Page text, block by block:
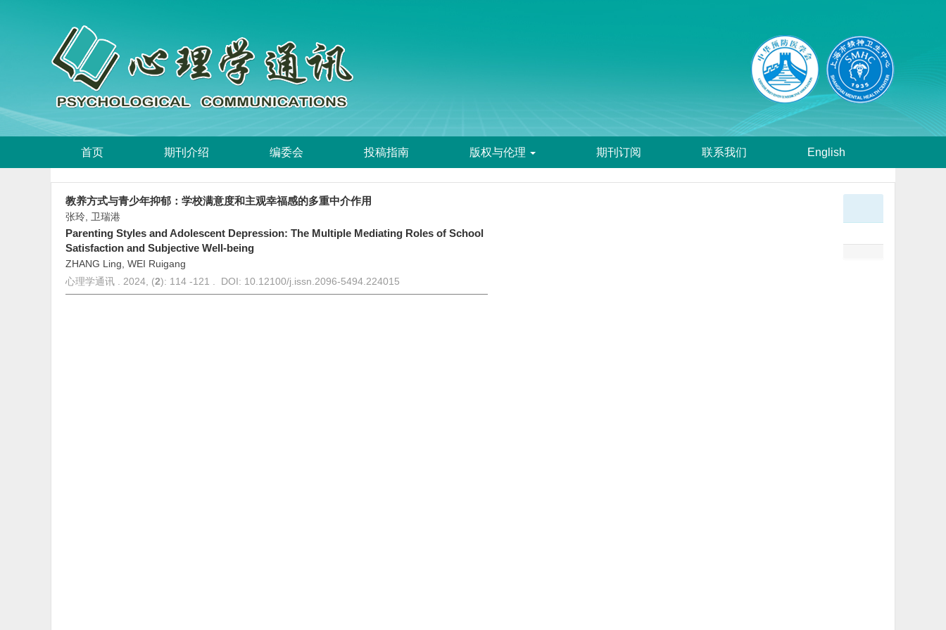
首页 期刊介绍 编委会 投稿指南 版权与伦理 期刊订阅 联系我们 English
教养方式与青少年抑郁：学校满意度和主观幸福感的多重中介作用
张玲, 卫瑞港
Parenting Styles and Adolescent Depression: The Multiple Mediating Roles of School
Satisfaction and Subjective Well-being
ZHANG Ling, WEI Ruigang
心理学通讯 . 2024, (2): 114 -121 . DOI: 10.12100/j.issn.2096-5494.224015